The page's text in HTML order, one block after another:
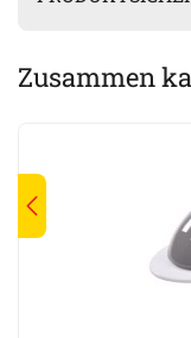
Zusammen